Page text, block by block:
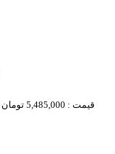
قیمت : 5,485,000 تومان